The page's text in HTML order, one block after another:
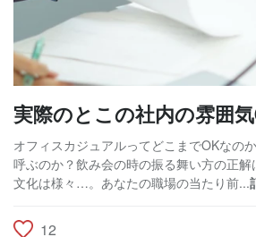
実際のとこの社内の雰囲
オフィスカジュアルってどこまでOKなの
呼ぶのか？飲み会の時の振る舞い方の正
文化は様々…。あなたの職場の当たり前...
12